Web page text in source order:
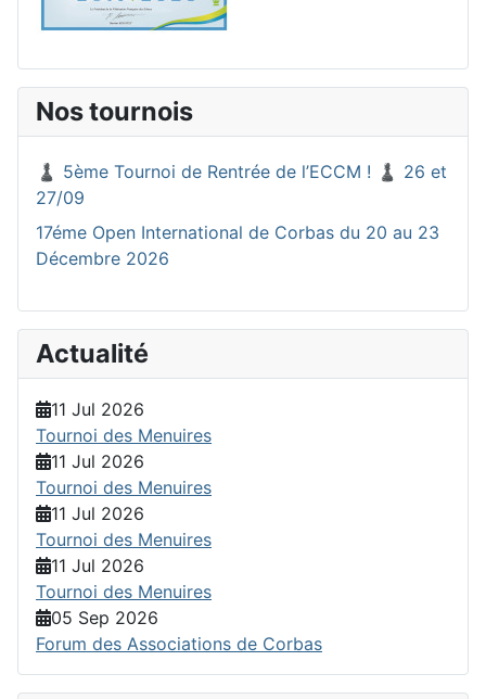
Nos tournois
♟️ 5ème Tournoi de Rentrée de l’ECCM ! ♟️ 26 et
27/09
17éme Open International de Corbas du 20 au 23
Décembre 2026
Actualité
11 Jul 2026
Tournoi des Menuires
11 Jul 2026
Tournoi des Menuires
11 Jul 2026
Tournoi des Menuires
11 Jul 2026
Tournoi des Menuires
05 Sep 2026
Forum des Associations de Corbas